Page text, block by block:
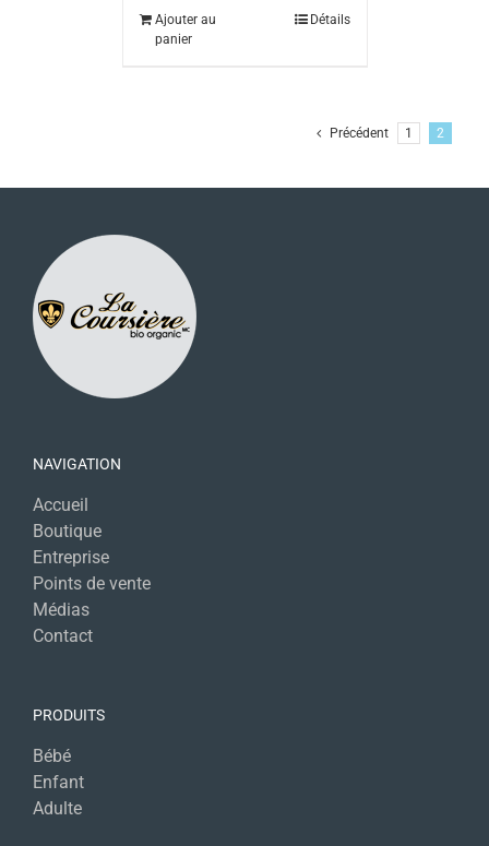
Ajouter au
panier
Détails
Précédent 1 2
NAVIGATION
Accueil
Boutique
Entreprise
Points de vente
Médias
Contact
PRODUITS
Bébé
Enfant
Adulte